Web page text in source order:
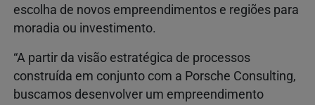
escolha de novos empreendimentos e regiões para
moradia ou investimento.
“A partir da visão estratégica de processos
construída em conjunto com a Porsche Consulting,
buscamos desenvolver um empreendimento